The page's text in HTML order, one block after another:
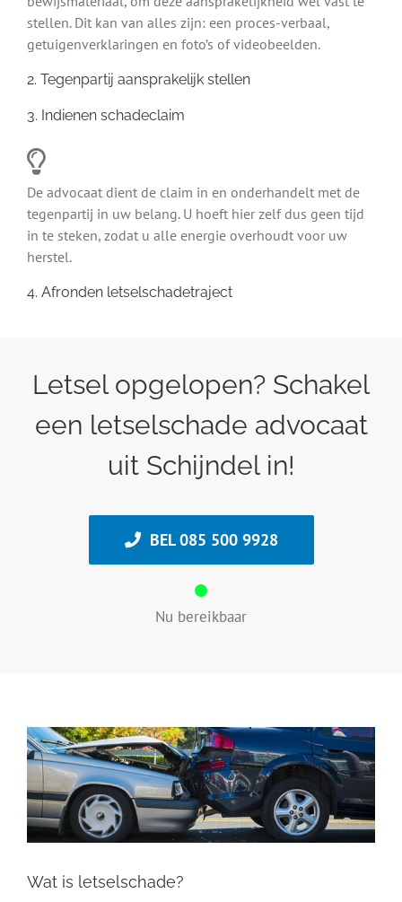
stellen. Dit kan van alles zijn: een proces-verbaal,
getuigenverklaringen en foto’s of videobeelden.
2. Tegenpartij aansprakelijk stellen
3. Indienen schadeclaim
De advocaat dient de claim in en onderhandelt met de
tegenpartij in uw belang. U hoeft hier zelf dus geen tijd
in te steken, zodat u alle energie overhoudt voor uw
herstel.
4. Afronden letselschadetraject
Letsel opgelopen? Schakel
een letselschade advocaat
uit Schijndel in!
BEL 085 500 9928
Nu bereikbaar
Wat is letselschade?